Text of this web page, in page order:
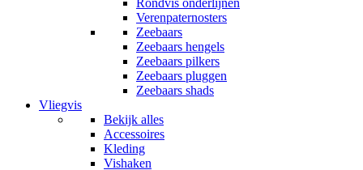
Rondvis onderlijnen
Verenpaternosters
Zeebaars
Zeebaars hengels
Zeebaars pilkers
Zeebaars pluggen
Zeebaars shads
Vliegvis
Bekijk alles
Accessoires
Kleding
Vishaken